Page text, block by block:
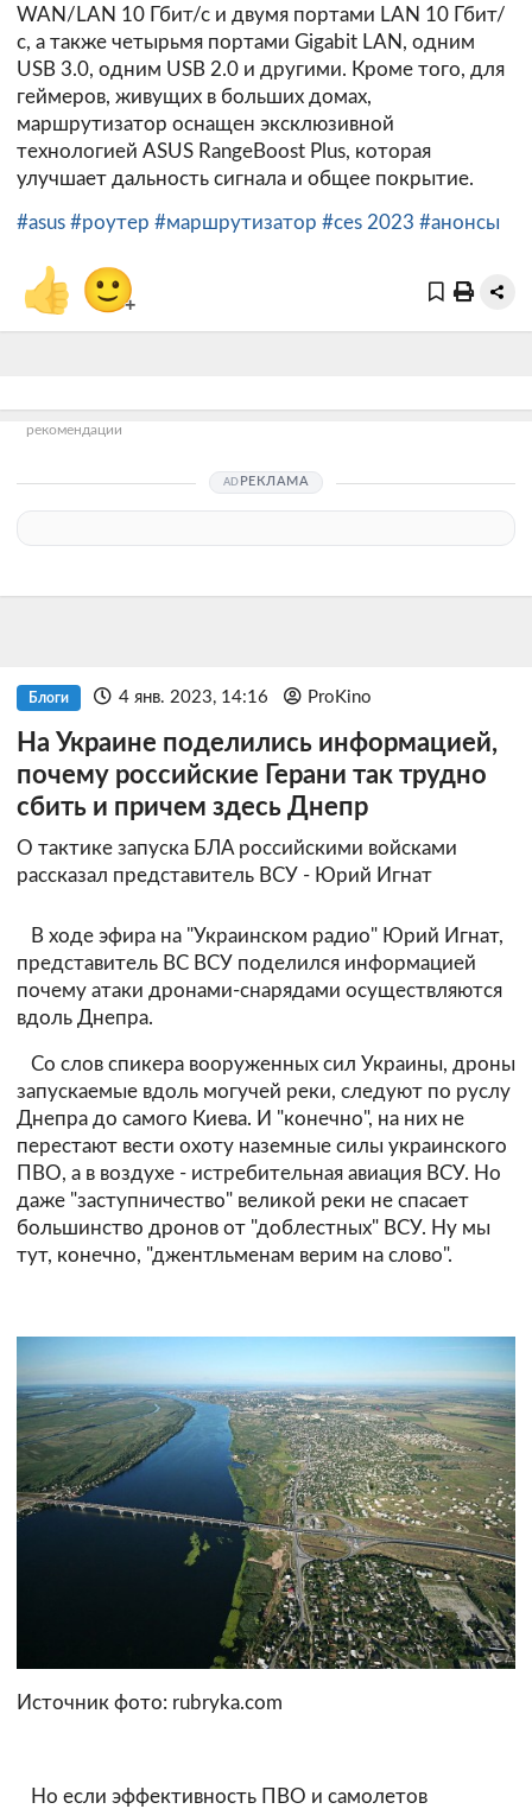
WAN/LAN 10 Гбит/с и двумя портами LAN 10 Гбит/
с, а также четырьмя портами Gigabit LAN, одним
USB 3.0, одним USB 2.0 и другими. Кроме того, для
геймеров, живущих в больших домах,
маршрутизатор оснащен эксклюзивной
технологией ASUS RangeBoost Plus, которая
улучшает дальность сигнала и общее покрытие.
#asus #роутер #маршрутизатор #ces 2023 #анонсы
👍 🙂+
рекомендации
РЕКЛАМА
Блоги 4 янв. 2023, 14:16 ProKino
На Украине поделились информацией,
почему российские Герани так трудно
сбить и причем здесь Днепр
О тактике запуска БЛА российскими войсками
рассказал представитель ВСУ - Юрий Игнат
В ходе эфира на "Украинском радио" Юрий Игнат,
представитель ВС ВСУ поделился информацией
почему атаки дронами-снарядами осуществляются
вдоль Днепра.
Со слов спикера вооруженных сил Украины, дроны
запускаемые вдоль могучей реки, следуют по руслу
Днепра до самого Киева. И "конечно", на них не
перестают вести охоту наземные силы украинского
ПВО, а в воздухе - истребительная авиация ВСУ. Но
даже "заступничество" великой реки не спасает
большинство дронов от "доблестных" ВСУ. Ну мы
тут, конечно, "джентльменам верим на слово".
Источник фото: rubryka.com
Но если эффективность ПВО и самолетов